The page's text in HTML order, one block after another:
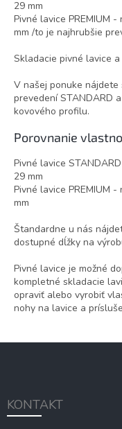
29 mm
Pivné lavice PREMIUM
mm /to je najhrubšie
Skladacie pivné lavice
V našej ponuke
prevedení STANDARD
kovového profilu.
Porovnanie
Pivné lavice
29 mm
Pivné lavice PREMIUM
mm
Štandardne u nás
dostupné dĺžky na
Pivné lavice je možné
kompletné skladacie
opraviť alebo vyrobiť
nohy na lavice a
KONTAKT